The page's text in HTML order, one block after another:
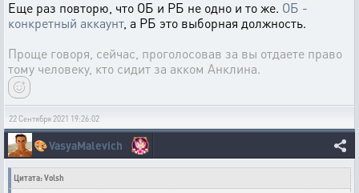
Еще раз повторю, что ОБ и РБ не одно и то же. ОБ -
конкретный аккаунт, а РБ это выборная должность.
Проще говоря, сейчас, проголосовав за вы отдаете право
тому человеку, кто сидит за акком Анклина.
22 Сентября 2021 19:26:02
🎨VasyaMalevich
Цитата: Volsh